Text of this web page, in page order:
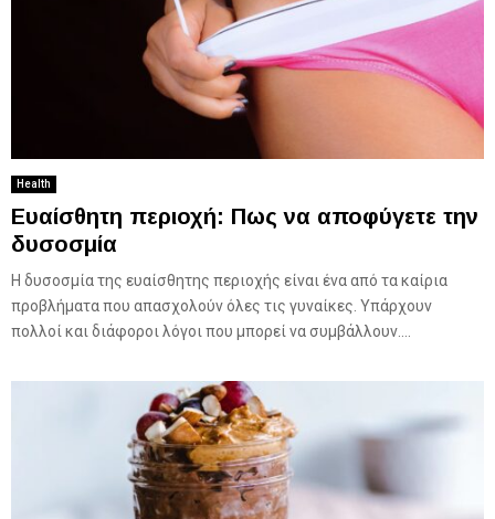
Health
Ευαίσθητη περιοχή: Πως να αποφύγετε την
δυσοσμία
Η δυσοσμία της ευαίσθητης περιοχής είναι ένα από τα καίρια
προβλήματα που απασχολούν όλες τις γυναίκες. Υπάρχουν
πολλοί και διάφοροι λόγοι που μπορεί να συμβάλλουν....